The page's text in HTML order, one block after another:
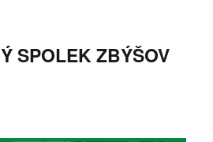
SPOLEK ZBÝŠOV